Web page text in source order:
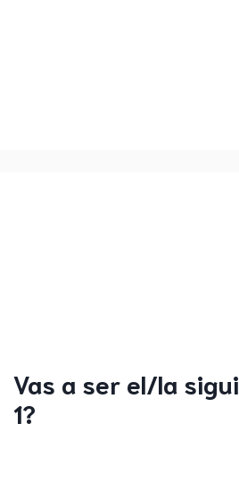
Vas a ser el/la
1?